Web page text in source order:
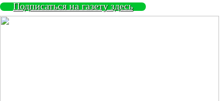
Подписаться на газету здесь